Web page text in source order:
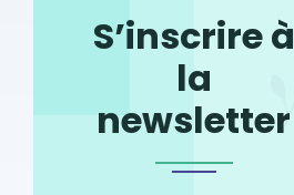
S’inscrire à
la
newsletter